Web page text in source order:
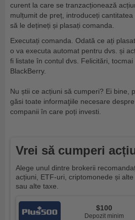
curent la care se tranzacționează
mulțumit de preț, introduceți
să le dețineți și plasați comanda.
Executați comanda. Odată ce ați
o va executa automat pentru dvs. și
fi listate în contul dvs. Felicitări,
BlackBerry.
Nu știi ce acțiuni să cumperi? Ei bine,
găsi toate informaţiile necesare
companii în care poți investi.
Vrei să cumperi
Alege unul dintre brokerii
acțiuni, ETF-uri, criptomonede și
sau alte taxe.
$100
Depozit minim